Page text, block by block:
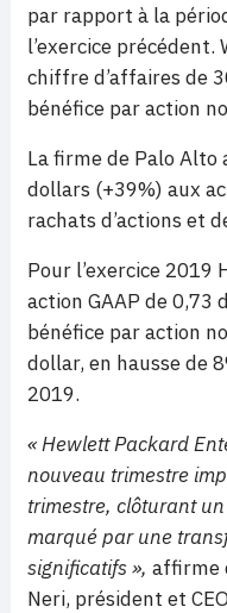
par rapport à la
l’exercice précédent.
chiffre d’affaires de
bénéfice par action
La firme de Palo
dollars (+39%) aux
rachats d’actions et
Pour l’exercice 2019
action GAAP de 0,73
bénéfice par action
dollar, en hausse de
2019.
« Hewlett Packard
nouveau trimestre
trimestre, clôturant
marqué par une
significatifs », affirme
Neri, président et